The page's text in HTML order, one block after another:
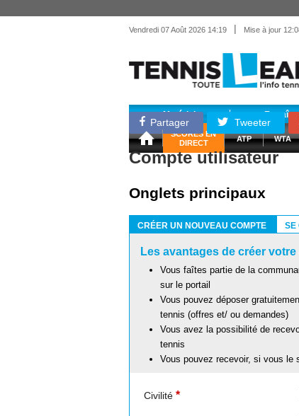
Vendredi 07 Août 2026 14:19 | Mise à jour
Matériel
SCORES EN
DIRECT
ATP WTA
Partager Tweeter
Compte utilisateur
Onglets principaux
CRÉER UN NOUVEAU COMPTE
SE
Les avantages de créer
Vous faîtes partie de la
sur le portail
Vous pouvez déposer
tennis (offres et/ ou demandes)
Vous avez la possibilité de
tennis
Vous pouvez recevoir, si vous le
Civilité *